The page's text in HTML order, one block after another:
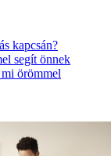
kapcsán?
segít önnek
örömmel